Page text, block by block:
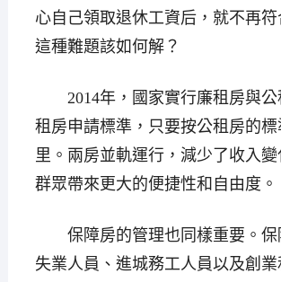
心自己領取退休工資后，就不再
這種難題該如何解？
2014年，國家實行廉租房與公
租房申請標準，只要按公租房的
里。兩房並軌運行，減少了收入
群眾帶來更大的便捷性和自由度。
保障房的管理也同樣重要。保
失業人員、進城務工人員以及創